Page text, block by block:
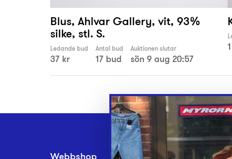
Blus, Ahlvar Gallery, vit, 93%
silke, stl. S.
Ledande bud
37 kr
Antal bud
17 bud
Auktionen slutar
sön 9 aug 20:57